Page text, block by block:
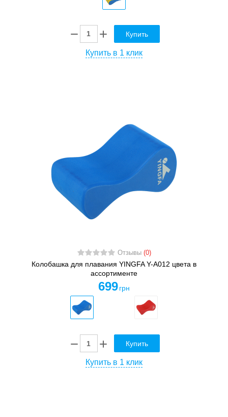
Купить
Купить в 1 клик
Отзывы (0)
Колобашка для плавания YINGFA Y-A012 цвета в
ассортименте
699 грн
Купить
Купить в 1 клик